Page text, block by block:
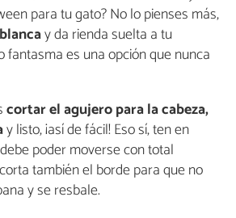
para tu gato? No lo pienses más,
y da rienda suelta a tu
fantasma es una opción que nunca
cortar el agujero para la cabeza,
y listo, ¡así de fácil! Eso sí, ten en
poder moverse con total
también el borde para que no
y se resbale.